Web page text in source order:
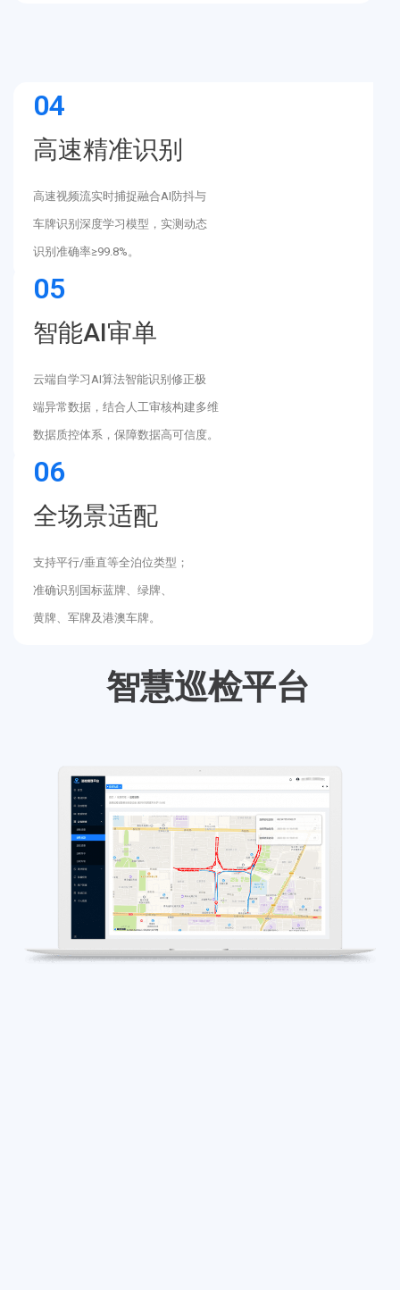
04
高速精准识别
高速视频流实时捕捉融合AI防抖与
车牌识别深度学习模型，实测动态
识别准确率≥99.8%。
05
智能AI审单
云端自学习AI算法智能识别修正极
端异常数据，结合人工审核构建多维
数据质控体系，保障数据高可信度。
06
全场景适配
支持平行/垂直等全泊位类型；
准确识别国标蓝牌、绿牌、
黄牌、军牌及港澳车牌。
智慧巡检平台